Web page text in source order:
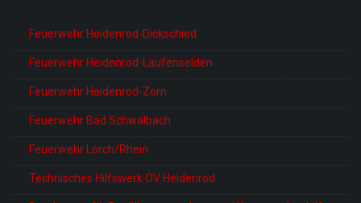
Feuerwehr Heidenrod-Dickschied
Feuerwehr Heidenrod-Laufenselden
Feuerwehr Heidenrod-Zorn
Feuerwehr Bad Schwalbach
Feuerwehr Lorch/Rhein
Technisches Hilfswerk OV Heidenrod